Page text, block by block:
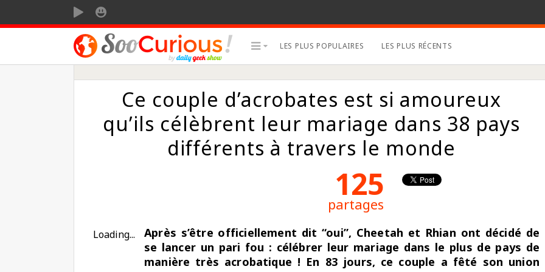
SOOMOTION
SOOSMILE
LES PLUS POPULAIRES LES PLUS RÉCENTS
Ce couple d’acrobates est si amoureux
qu’ils célèbrent leur mariage dans 38 pays
différents à travers le monde
125
partages
Après s’être officiellement dit “oui”, Cheetah et Rhian ont décidé de
se lancer un pari fou : célébrer leur mariage dans le plus de pays de
manière très acrobatique ! En 83 jours, ce couple a fêté son union
Loading...